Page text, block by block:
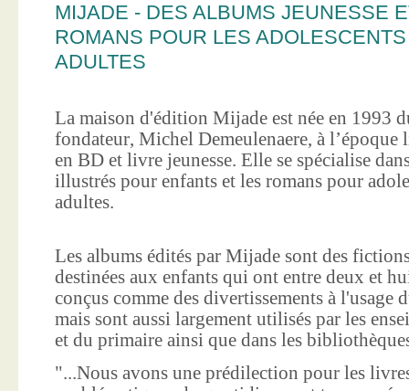
MIJADE - DES ALBUMS JEUNESSE
ROMANS POUR LES
ADULTES
La maison d'édition Mijade est née en 1993
fondateur, Michel Demeulenaere, à l’époque
en BD et livre jeunesse. Elle se spécialise
illustrés pour enfants et les romans pour
adultes.
Les albums édités par Mijade sont des
destinées aux enfants qui ont entre deux et
conçus comme des divertissements à
mais sont aussi largement utilisés par les
et du primaire ainsi que dans les
"...Nous avons une prédilection pour les